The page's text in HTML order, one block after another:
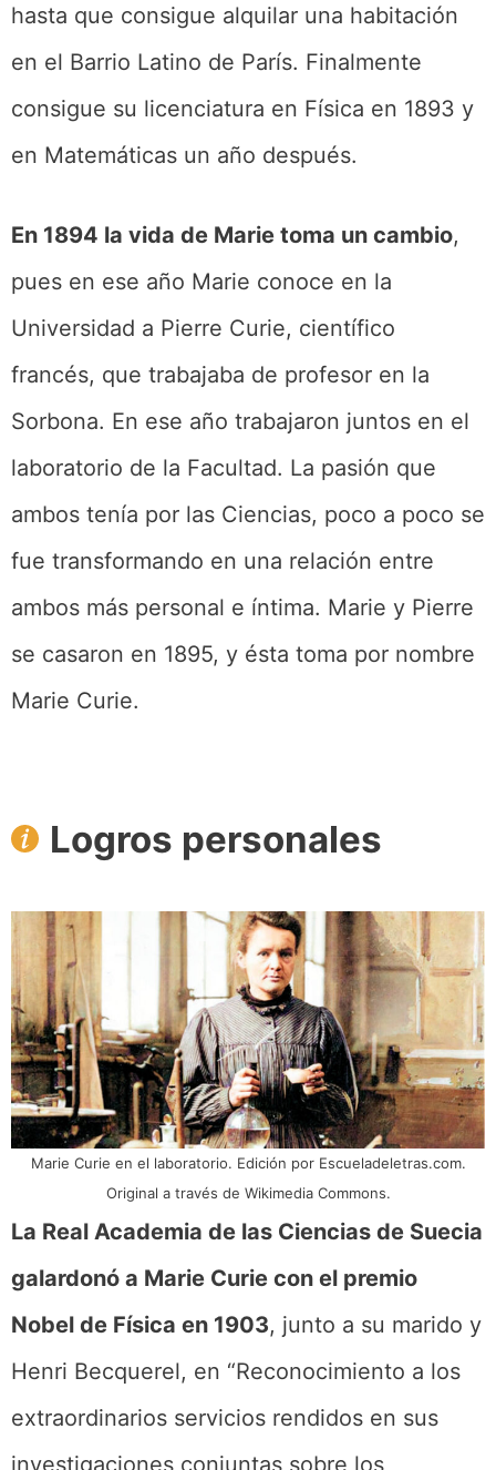
hasta que consigue alquilar una habitación
en el Barrio Latino de París. Finalmente
consigue su licenciatura en Física en 1893 y
en Matemáticas un año después.
En 1894 la vida de Marie toma un cambio,
pues en ese año Marie conoce en la
Universidad a Pierre Curie, científico
francés, que trabajaba de profesor en la
Sorbona. En ese año trabajaron juntos en el
laboratorio de la Facultad. La pasión que
ambos tenía por las Ciencias, poco a poco se
fue transformando en una relación entre
ambos más personal e íntima. Marie y Pierre
se casaron en 1895, y ésta toma por nombre
Marie Curie.
Logros personales
Marie Curie en el laboratorio. Edición por Escueladeletras.com.
Original a través de Wikimedia Commons.
La Real Academia de las Ciencias de Suecia
galardonó a Marie Curie con el premio
Nobel de Física en 1903, junto a su marido y
Henri Becquerel, en “Reconocimiento a los
extraordinarios servicios rendidos en sus
investigaciones conjuntas sobre los